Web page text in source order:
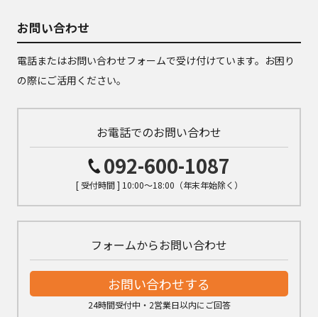
お問い合わせ
電話またはお問い合わせフォームで受け付けています。お困り
の際にご活用ください。
お電話でのお問い合わせ
092-600-1087
[ 受付時間 ] 10:00～18:00（年末年始除く）
フォームからお問い合わせ
お問い合わせする
24時間受付中・2営業日以内にご回答